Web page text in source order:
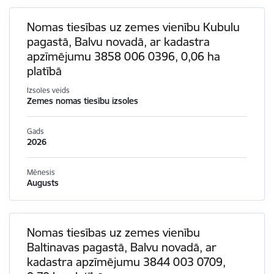
Nomas tiesības uz zemes vienību Kubulu
pagastā, Balvu novadā, ar kadastra
apzīmējumu 3858 006 0396, 0,06 ha
platībā
Izsoles veids
Zemes nomas tiesību izsoles
Gads
2026
Mēnesis
Augusts
Nomas tiesības uz zemes vienību
Baltinavas pagastā, Balvu novadā, ar
kadastra apzīmējumu 3844 003 0709,